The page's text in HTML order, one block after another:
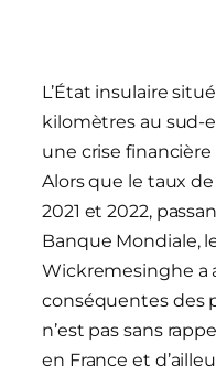
L’État insulaire
kilomètres au sud-
une crise
Alors que le taux
2021 et 2022,
Banque Mondiale,
Wickremesinghe a
conséquentes des
n’est pas sans
en France et